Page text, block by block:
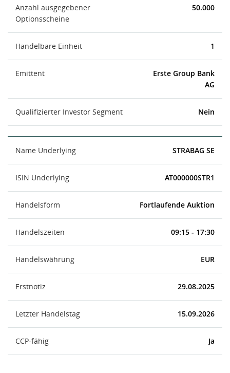
Anzahl ausgegebener
Optionsscheine
50.000
Handelbare Einheit 1
Emittent
Erste Group Bank
AG
Qualifizierter Investor Segment Nein
Name Underlying STRABAG SE
ISIN Underlying AT000000STR1
Handelsform Fortlaufende Auktion
Handelszeiten 09:15 - 17:30
Handelswährung EUR
Erstnotiz 29.08.2025
Letzter Handelstag 15.09.2026
CCP-fähig Ja